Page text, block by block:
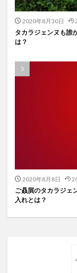
2020年8月30日
タカラジェンヌも誰
は？
2020年8月8日
ご贔屓のタカラジェ
入れとは？